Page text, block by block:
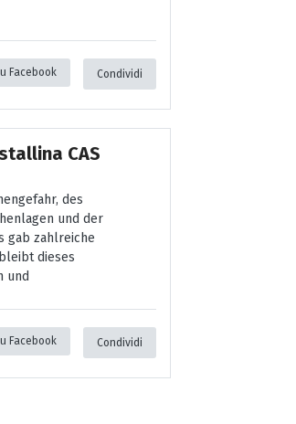
Facebook Condividi
CAS
des
und der
gab zahlreiche
dieses
und
Facebook Condividi